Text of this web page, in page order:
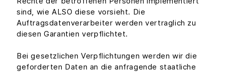
sind, wie ALSO diese vorsieht. Die
Auftragsdatenverarbeiter werden vertraglich zu
diesen Garantien verpflichtet.
Bei gesetzlichen Verpflichtungen werden wir die
geforderten Daten an die anfragende staatliche